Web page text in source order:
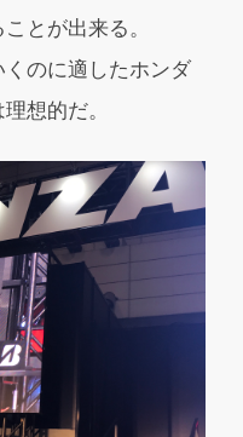
とが出来る。
のに適したホンダ
想的だ。